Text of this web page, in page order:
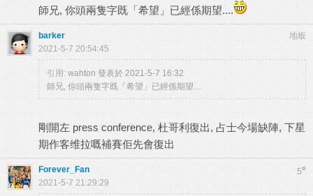
師兄, 你頭兩隻字既「希望」已經係期望....
地板
barker
2021-5-7 20:54:45
引用: wahton 發表於 2021-5-7 16:32
師兄, 你頭兩隻字既「希望」已經係期望....
剛開左 press conference, 杜哥利復出, 占士今場缺陣, 下星
期作客维拉嘅補賽佢先會復出
5#
Forever_Fan
2021-5-7 21:29:29